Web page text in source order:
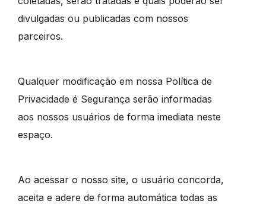
divulgadas ou publicadas com nossos
parceiros.
Qualquer modificação em nossa Política de
Privacidade é Segurança serão informadas
aos nossos usuários de forma imediata neste
espaço.
Ao acessar o nosso site, o usuário concorda,
aceita e adere de forma automática todas as